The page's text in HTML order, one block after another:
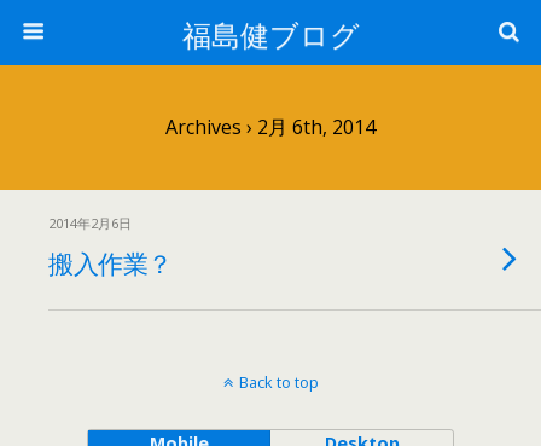
福島健ブログ
Archives › 2月 6th, 2014
2014年2月6日
搬入作業？
Back to top